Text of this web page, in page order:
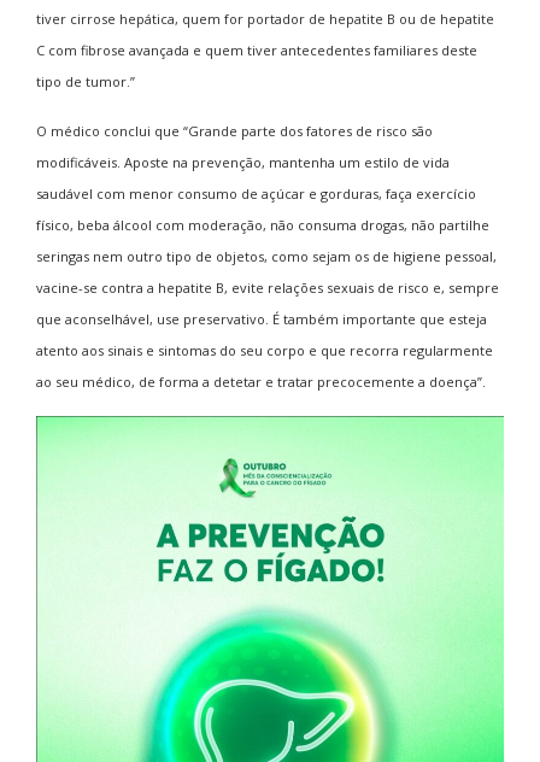
tiver cirrose hepática, quem for portador de hepatite B ou de hepatite
C com fibrose avançada e quem tiver antecedentes familiares deste
tipo de tumor.”
O médico conclui que “Grande parte dos fatores de risco são
modificáveis. Aposte na prevenção, mantenha um estilo de vida
saudável com menor consumo de açúcar e gorduras, faça exercício
físico, beba álcool com moderação, não consuma drogas, não partilhe
seringas nem outro tipo de objetos, como sejam os de higiene pessoal,
vacine-se contra a hepatite B, evite relações sexuais de risco e, sempre
que aconselhável, use preservativo. É também importante que esteja
atento aos sinais e sintomas do seu corpo e que recorra regularmente
ao seu médico, de forma a detetar e tratar precocemente a doença”.